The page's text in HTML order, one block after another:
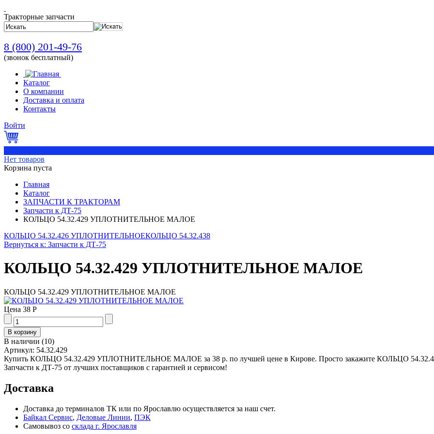
Тракторные запчасти
8 (800) 201-49-76
(звонок бесплатный)
Каталог
О компании
Доставка и оплата
Контакты
Войти
Нет товаров
Корзина пуста
Главная
Каталог
ЗАПЧАСТИ К ТРАКТОРАМ
Запчасти к ДТ-75
КОЛЬЦО 54.32.429 УПЛОТНИТЕЛЬНОЕ МАЛОЕ
КОЛЬЦО 54.32.426 УПЛОТНИТЕЛЬНОЕКОЛЬЦО 54.32.438
Вернуться к: Запчасти к ДТ-75
КОЛЬЦО 54.32.429 УПЛОТНИТЕЛЬНОЕ МАЛОЕ
КОЛЬЦО 54.32.429 УПЛОТНИТЕЛЬНОЕ МАЛОЕ
Цена 38 Р
В наличии (10)
Артикул: 54.32.429
Купить КОЛЬЦО 54.32.429 УПЛОТНИТЕЛЬНОЕ МАЛОЕ за 38 р. по лучшей цене в Кирове. Просто закажите КОЛЬЦО
Запчасти к ДТ-75 от лучших поставщиков с гарантией и сервисом!
Доставка
Доставка до терминалов ТК или по Ярославлю осуществляется за наш счет.
Байкал Сервис, Деловые Линии, ПЭК
Самовывоз со склада г. Ярославля